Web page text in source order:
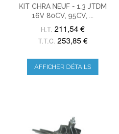
KIT CHRA NEUF - 1.3 JTDM
16V 80CV, 95CV, ...
H.T. 211,54 €
T.T.C. 253,85 €
AFFICHER DÉTAILS